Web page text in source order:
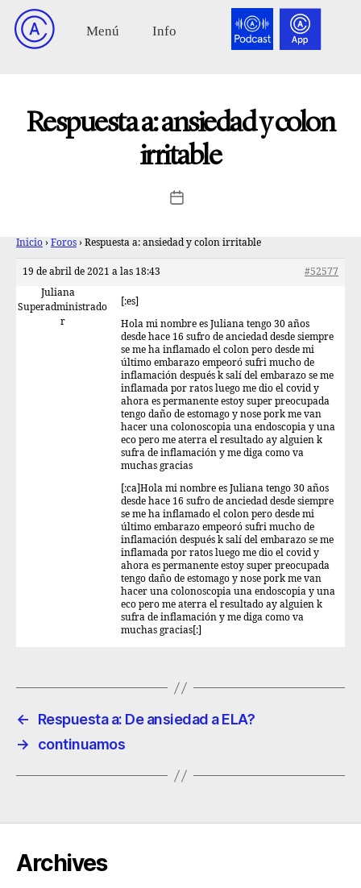
Respuesta a: ansiedad y colon
irritable
Inicio › Foros › Respuesta a: ansiedad y colon irritable
19 de abril de 2021 a las 18:43
#52577
Juliana
Superadministrado
r
[:es]
Hola mi nombre es Juliana tengo 30 años
desde hace 16 sufro de anciedad desde siempre
se me ha inflamado el colon pero desde mi
último embarazo empeoró sufri mucho de
inflamación después k salí del embarazo se me
inflamada por ratos luego me dio el covid y
ahora es permanente estoy super preocupada
tengo daño de estomago y nose pork me van
hacer una colonoscopia una endoscopia y una
eco pero me aterra el resultado ay alguien k
sufra de inflamación y me diga como va
muchas gracias
[:ca]Hola mi nombre es Juliana tengo 30 años
desde hace 16 sufro de anciedad desde siempre
se me ha inflamado el colon pero desde mi
último embarazo empeoró sufri mucho de
inflamación después k salí del embarazo se me
inflamada por ratos luego me dio el covid y
ahora es permanente estoy super preocupada
tengo daño de estomago y nose pork me van
hacer una colonoscopia una endoscopia y una
eco pero me aterra el resultado ay alguien k
sufra de inflamación y me diga como va
muchas gracias[:]
←
Respuesta a: De ansiedad a ELA?
→
continuamos
Archives